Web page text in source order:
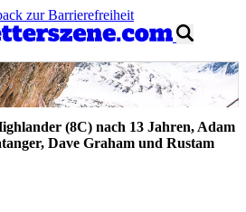
zur Barrierefreiheit
(8C) nach 13 Jahren, Adam
Dave Graham und Rustam